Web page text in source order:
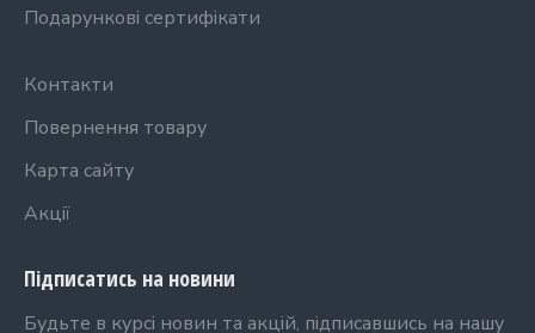
Подарункові сертифікати
Контакти
Повернення товару
Карта сайту
Акції
Підписатись на новини
Будьте в курсі новин та акцій, підписавшись на нашу